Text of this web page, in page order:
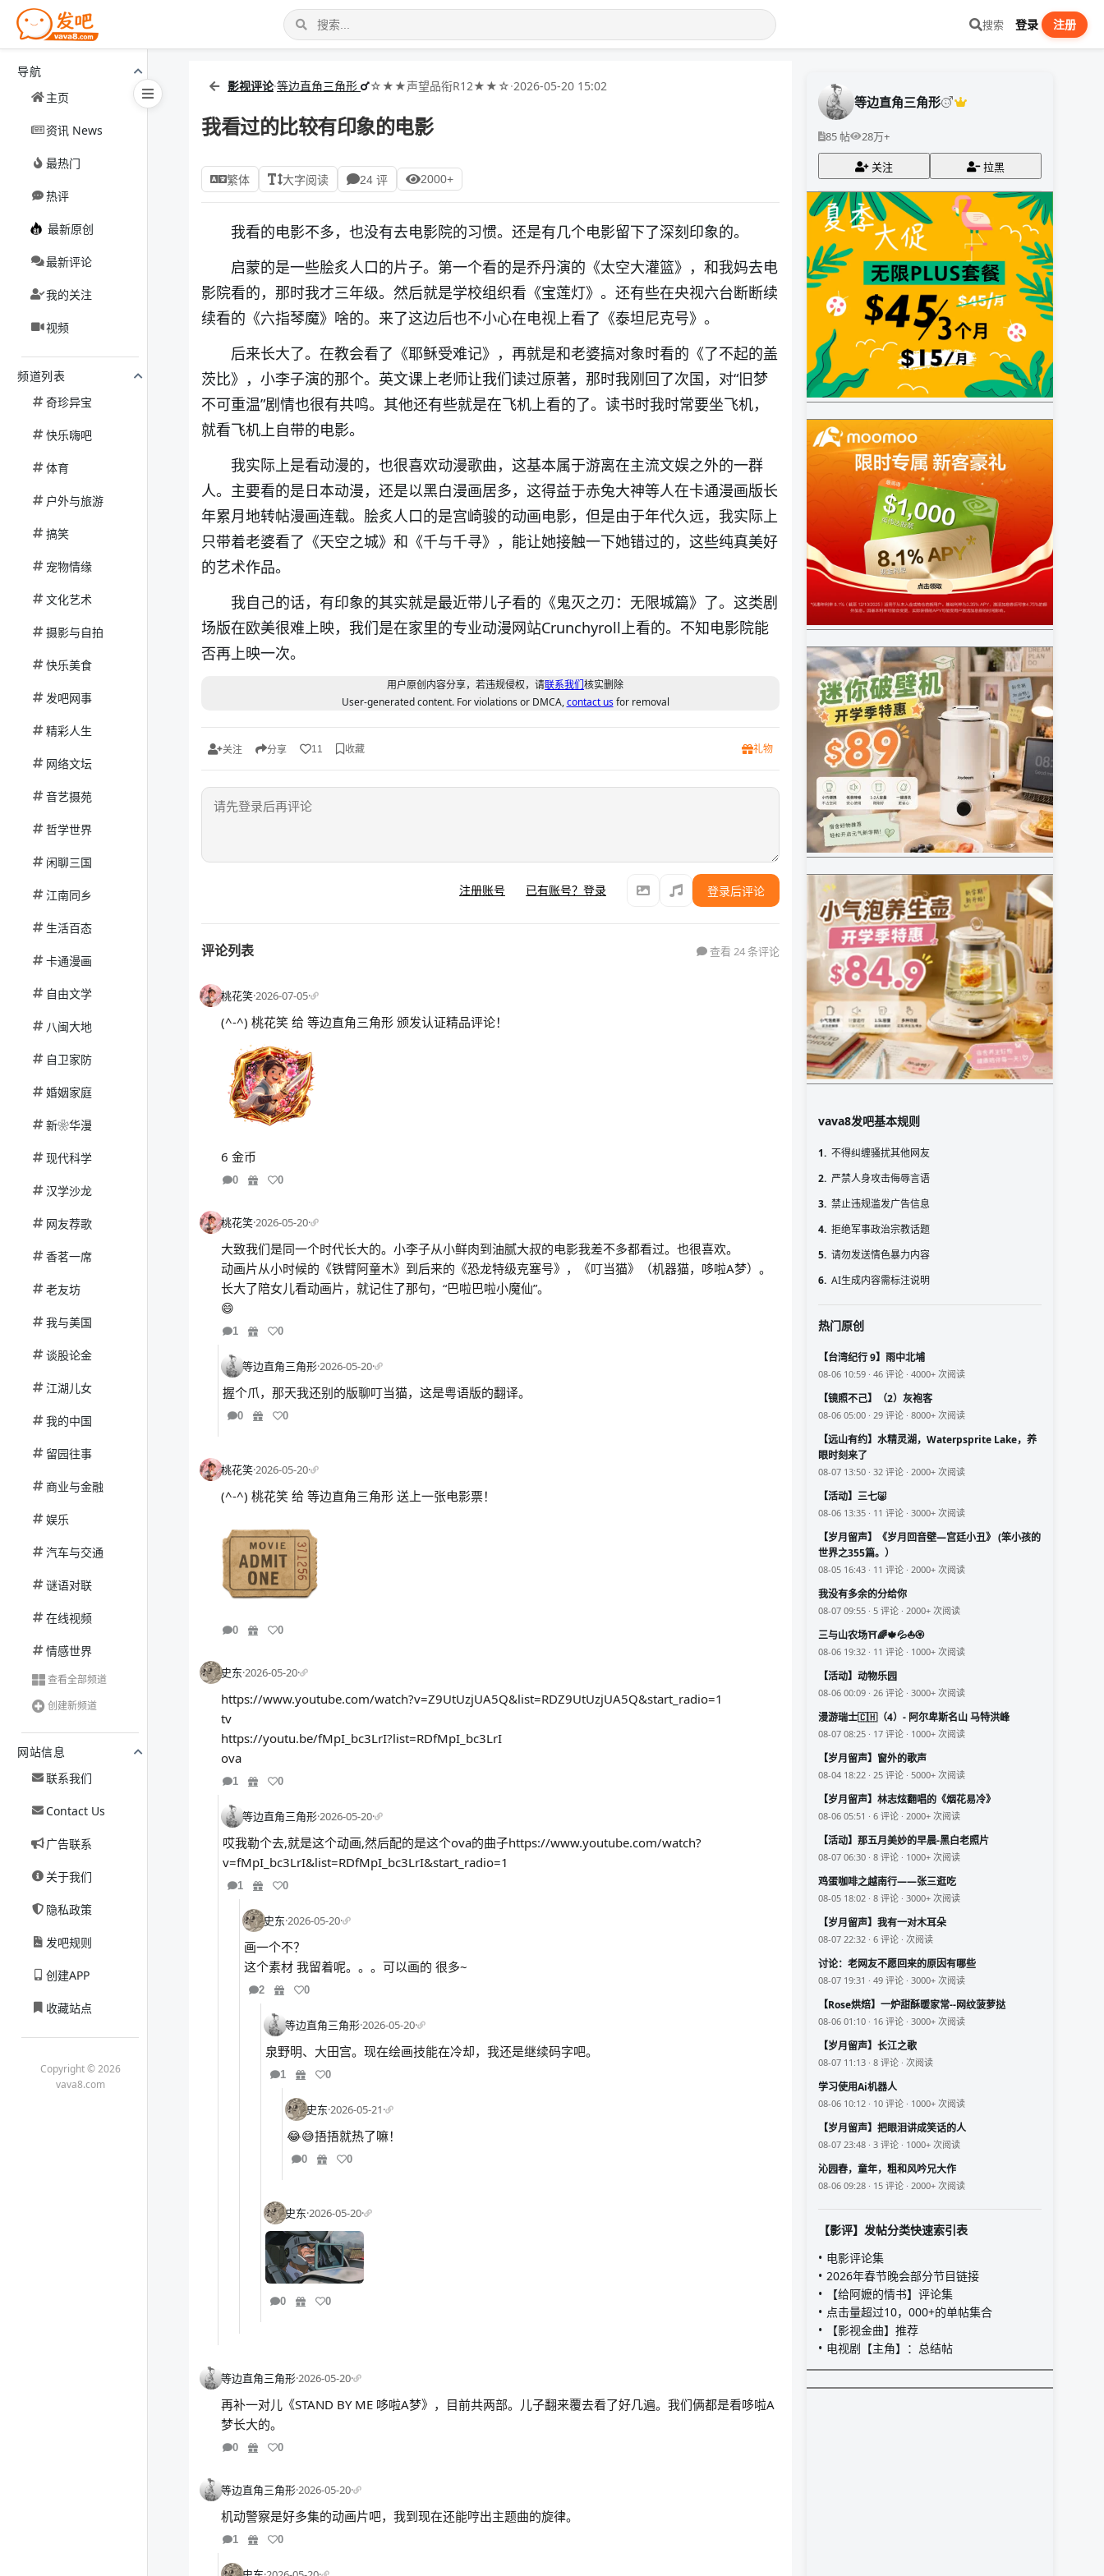
搜索 登录 注册
导航
主页
资讯 News
最热门
热评
最新原创
最新评论
我的关注
视频
频道列表
奇珍异宝
快乐嗨吧
体育
户外与旅游
搞笑
宠物情缘
文化艺术
摄影与自拍
快乐美食
发吧网事
精彩人生
网络文坛
音艺摄苑
哲学世界
闲聊三国
江南同乡
生活百态
卡通漫画
自由文学
八闽大地
自卫家防
婚姻家庭
新❀华漫
现代科学
汉学沙龙
网友荐歌
香茗一席
老友坊
我与美国
谈股论金
江湖儿女
我的中国
留园往事
商业与金融
娱乐
汽车与交通
谜语对联
在线视频
情感世界
查看全部频道
创建新频道
网站信息
联系我们
Contact Us
广告联系
关于我们
隐私政策
发吧规则
创建APP
收藏站点
Copyright © 2026
vava8.com
影视评论·等边直角三角形 ☆★★声望品衔R12★★☆·2026-05-20 15:02
我看过的比较有印象的电影
繁体 大字阅读 24 评 2000+
我看的电影不多，也没有去电影院的习惯。还是有几个电影留下了深刻印象的。
启蒙的是一些脍炙人口的片子。第一个看的是乔丹演的《太空大灌篮》，和我妈去电
影院看的，那时我才三年级。然后就是学校组织看《宝莲灯》。还有些在央视六台断断续
续看的《六指琴魔》啥的。来了这边后也不小心在电视上看了《泰坦尼克号》。
后来长大了。在教会看了《耶稣受难记》，再就是和老婆搞对象时看的《了不起的盖
茨比》，小李子演的那个。英文课上老师让我们读过原著，那时我刚回了次国，对“旧梦
不可重温”剧情也很有共鸣。其他还有些就是在飞机上看的了。读书时我时常要坐飞机，
就看飞机上自带的电影。
我实际上是看动漫的，也很喜欢动漫歌曲，这基本属于游离在主流文娱之外的一群
人。主要看的是日本动漫，还是以黑白漫画居多，这得益于赤兔大神等人在卡通漫画版长
年累月地转帖漫画连载。脍炙人口的是宫崎骏的动画电影，但是由于年代久远，我实际上
只带着老婆看了《天空之城》和《千与千寻》，能让她接触一下她错过的，这些纯真美好
的艺术作品。
我自己的话，有印象的其实就是最近带儿子看的《鬼灭之刃：无限城篇》了。这类剧
场版在欧美很难上映，我们是在家里的专业动漫网站Crunchyroll上看的。不知电影院能
否再上映一次。
用户原创内容分享，若违规侵权，请联系我们核实删除
User-generated content. For violations or DMCA,contact usfor removal
关注 分享 11 收藏 礼物
注册账号 已有账号？登录 登录后评论
评论列表 查看 24 条评论
桃花笑·2026-07-05·
(^-^) 桃花笑 给 等边直角三角形 颁发认证精品评论！
6 金币
0 0
桃花笑·2026-05-20·
大致我们是同一个时代长大的。小李子从小鲜肉到油腻大叔的电影我差不多都看过。也很喜欢。
动画片从小时候的《铁臂阿童木》到后来的《恐龙特级克塞号》，《叮当猫》（机器猫，哆啦A梦）。
长大了陪女儿看动画片，就记住了那句，“巴啦巴啦小魔仙”。
😄
1 0
等边直角三角形·2026-05-20·
握个爪，那天我还别的版聊叮当猫，这是粤语版的翻译。
0 0
桃花笑·2026-05-20·
(^-^) 桃花笑 给 等边直角三角形 送上一张电影票！
0 0
史东·2026-05-20·
https://www.youtube.com/watch?v=Z9UtUzjUA5Q&list=RDZ9UtUzjUA5Q&start_radio=1
tv
https://youtu.be/fMpI_bc3LrI?list=RDfMpI_bc3LrI
ova
1 0
等边直角三角形·2026-05-20·
哎我勒个去,就是这个动画,然后配的是这个ova的曲子https://www.youtube.com/watch?
v=fMpI_bc3LrI&list=RDfMpI_bc3LrI&start_radio=1
1 0
史东·2026-05-20·
画一个不？
这个素材 我留着呢。。。可以画的 很多~
2 0
等边直角三角形·2026-05-20·
泉野明、大田宫。现在绘画技能在冷却，我还是继续码字吧。
1 0
史东·2026-05-21·
😂😅捂捂就热了嘛！
0 0
史东·2026-05-20·
0 0
等边直角三角形·2026-05-20·
再补一对儿《STAND BY ME 哆啦A梦》，目前共两部。儿子翻来覆去看了好几遍。我们俩都是看哆啦A
梦长大的。
0 0
等边直角三角形·2026-05-20·
机动警察是好多集的动画片吧，我到现在还能哼出主题曲的旋律。
1 0
等边直角三角形
85 帖 28万+
关注 拉黑
vava8发吧基本规则
1. 不得纠缠骚扰其他网友
2. 严禁人身攻击侮辱言语
3. 禁止违规滥发广告信息
4. 拒绝军事政治宗教话题
5. 请勿发送情色暴力内容
6. AI生成内容需标注说明
热门原创
【台湾纪行 9】雨中北埔
08-06 10:59 · 46 评论 · 4000+ 次阅读
【镜照不己】（2）灰袍客
08-06 05:00 · 29 评论 · 8000+ 次阅读
【远山有约】水精灵湖，Waterpsprite Lake，养
眼时刻来了
08-07 13:50 · 32 评论 · 2000+ 次阅读
【活动】三七🐷
08-06 13:35 · 11 评论 · 3000+ 次阅读
【岁月留声】《岁月回音壁—宫廷小丑》 (笨小孩的
世界之355篇。）
08-05 16:43 · 11 评论 · 2000+ 次阅读
我没有多余的分给你
08-07 09:55 · 5 评论 · 2000+ 次阅读
三与山农场⛩️🌈🍁💦⛵🏵️
08-06 19:32 · 11 评论 · 1000+ 次阅读
【活动】动物乐园
08-06 00:09 · 26 评论 · 3000+ 次阅读
漫游瑞士🇨🇭（4）- 阿尔卑斯名山 马特洪峰
08-07 08:25 · 17 评论 · 1000+ 次阅读
【岁月留声】窗外的歌声
08-04 18:22 · 25 评论 · 5000+ 次阅读
【岁月留声】林志炫翻唱的《烟花易冷》
08-06 05:51 · 6 评论 · 2000+ 次阅读
【活动】那五月美妙的早晨-黑白老照片
08-07 06:30 · 8 评论 · 1000+ 次阅读
鸡蛋咖啡之越南行——张三逛吃
08-05 18:02 · 8 评论 · 3000+ 次阅读
【岁月留声】我有一对木耳朵
08-07 22:32 · 6 评论 · 次阅读
讨论：老网友不愿回来的原因有哪些
08-07 19:31 · 49 评论 · 3000+ 次阅读
【Rose烘焙】一炉甜酥暖家常--网纹菠萝挞
08-06 01:10 · 16 评论 · 3000+ 次阅读
【岁月留声】长江之歌
08-07 11:13 · 8 评论 · 次阅读
学习使用Ai机器人
08-06 10:12 · 10 评论 · 1000+ 次阅读
【岁月留声】把眼泪讲成笑话的人
08-07 23:48 · 3 评论 · 1000+ 次阅读
沁园春，童年，粗和风吟兄大作
08-06 09:28 · 15 评论 · 2000+ 次阅读
【影评】发帖分类快速索引表
电影评论集
2026年春节晚会部分节目链接
【给阿嬷的情书】评论集
点击量超过10，000+的单帖集合
【影视金曲】推荐
电视剧【主角】：总结帖